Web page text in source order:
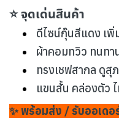
⭐ จุดเด่นสินค้า
ดีไซน์กุ๊นสีแดง เพิ่
ผ้าคอมทวิว ทนทา
ทรงเชฟสากล ดูสุ
แขนสั้น คล่องตัว
✨ พร้อมส่ง / รับออเด